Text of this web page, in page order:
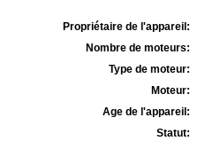
Propriétaire de l'appareil:
Nombre de moteurs:
Type de moteur:
Moteur:
Age de l'appareil:
Statut: